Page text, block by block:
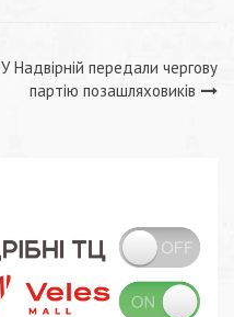
У Надвірній передали чергову
партію позашляховиків